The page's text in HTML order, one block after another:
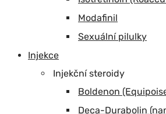
Modafinil
Sexuální pilulky
Injekce
Injekční steroidy
Boldenon
Deca-Durabolin